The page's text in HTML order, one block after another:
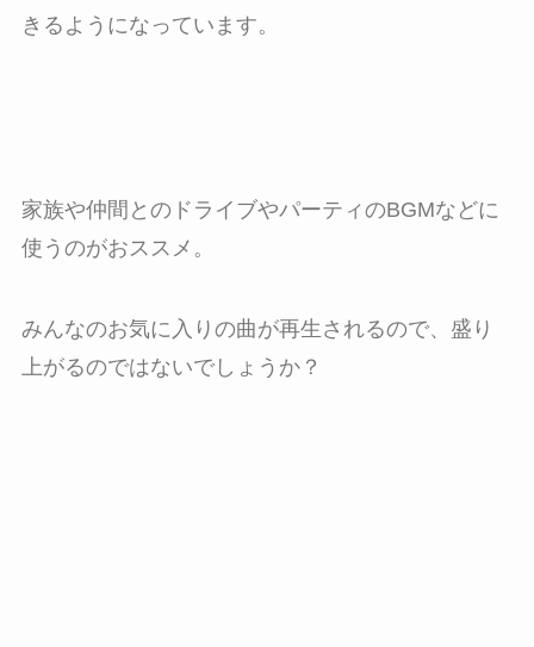
きるようになっています。
家族や仲間とのドライブやパーティのBGMなどに
使うのがおススメ。
みんなのお気に入りの曲が再生されるので、盛り
上がるのではないでしょうか？